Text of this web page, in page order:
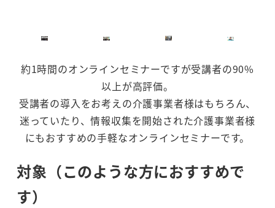
約1時間のオンラインセミナーですが受講者の90%
以上が高評価。
受講者の導入をお考えの介護事業者様はもちろん、
迷っていたり、情報収集を開始された介護事業者様
にもおすすめの手軽なオンラインセミナーです。
対象（このような方におすすめで
す）